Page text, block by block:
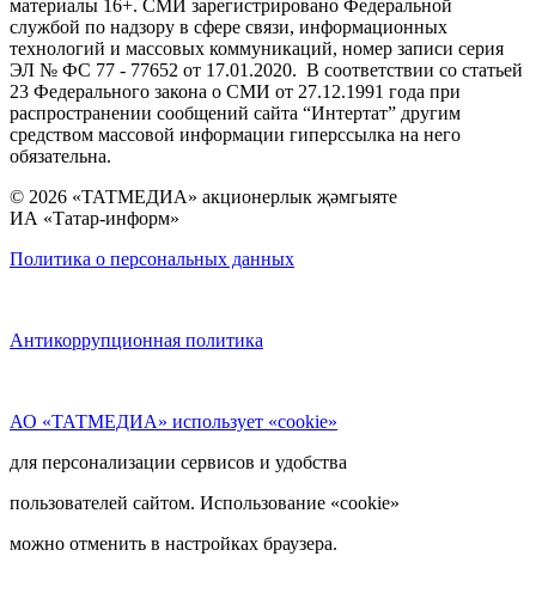
материалы 16+. СМИ зарегистрировано Федеральной
службой по надзору в сфере связи, информационных
технологий и массовых коммуникаций, номер записи серия
ЭЛ № ФС 77 - 77652 от 17.01.2020. В соответствии со статьей
23 Федерального закона о СМИ от 27.12.1991 года при
распространении сообщений сайта “Интертат” другим
средством массовой информации гиперссылка на него
обязательна.
© 2026 «ТАТМЕДИА» акционерлык җәмгыяте
ИА «Татар-информ»
Политика о персональных данных
Антикоррупционная политика
АО «ТАТМЕДИА» использует «cookie»
для персонализации сервисов и удобства
пользователей сайтом. Использование «cookie»
можно отменить в настройках браузера.